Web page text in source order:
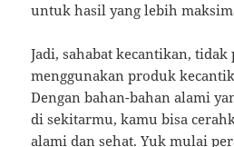
untuk hasil yang lebih
Jadi, sahabat kecantikan,
menggunakan produk
Dengan bahan-bahan alami
di sekitarmu, kamu bisa
alami dan sehat. Yuk mulai